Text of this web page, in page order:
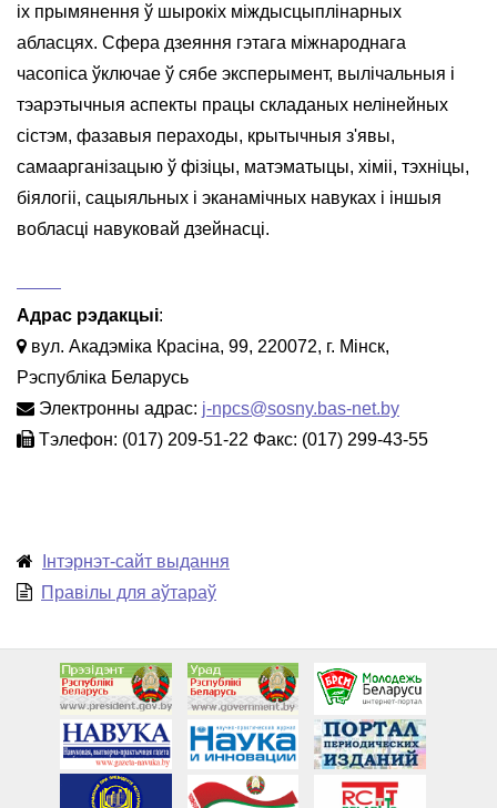
іх прымянення ў шырокіх міждысцыплінарных
абласцях. Сфера дзеяння гэтага міжнароднага
часопіса ўключае ў сябе эксперымент, вылічальныя і
тэарэтычныя аспекты працы складаных нелінейных
сістэм, фазавыя пераходы, крытычныя з'явы,
самаарганізацыю ў фізіцы, матэматыцы, хіміі, тэхніцы,
біялогіі, сацыяльных і эканамічных навуках і іншыя
вобласці навуковай дзейнасці.
Адрас рэдакцыі:
вул. Акадэміка Красіна, 99, 220072, г. Мінск,
Рэспубліка Беларусь
Электронны адрас: j-npcs@sosny.bas-net.by
Тэлефон: (017) 209-51-22 Факс: (017) 299-43-55
Інтэрнэт-сайт выдання
Правілы для аўтараў